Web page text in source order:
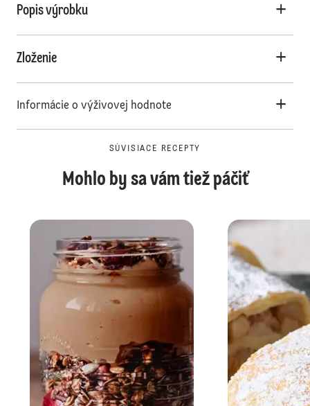
Popis výrobku
Zloženie
Informácie o výživovej hodnote
SÚVISIACE RECEPTY
Mohlo by sa vám tiež páčiť